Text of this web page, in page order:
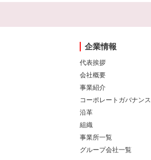
企業情報
代表挨拶
会社概要
事業紹介
コーポレートガバナンス
沿革
組織
事業所一覧
グループ会社一覧